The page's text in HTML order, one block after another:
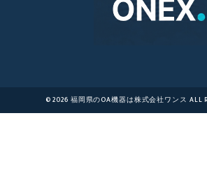
© 2026 福岡県のOA機器は株式会社ワンス ALL